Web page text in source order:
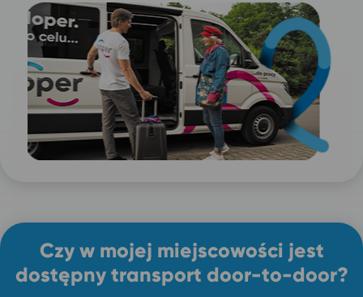
Czy w mojej miejscowości jest
dostępny transport door-to-door?